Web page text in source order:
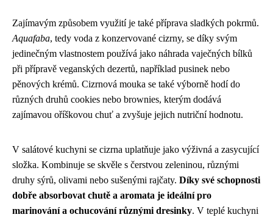
Zajímavým způsobem využití je také příprava sladkých pokrmů.
Aquafaba, tedy voda z konzervované cizrny, se díky svým
jedinečným vlastnostem používá jako náhrada vaječných bílků
při přípravě veganských dezertů, například pusinek nebo
pěnových krémů. Cizrnová mouka se také výborně hodí do
různých druhů cookies nebo brownies, kterým dodává
zajímavou oříškovou chuť a zvyšuje jejich nutriční hodnotu.
V salátové kuchyni se cizrna uplatňuje jako výživná a zasycující
složka. Kombinuje se skvěle s čerstvou zeleninou, různými
druhy sýrů, olivami nebo sušenými rajčaty. Díky své schopnosti
dobře absorbovat chutě a aromata je ideální pro
marinování a ochucování různými dresinky. V teplé kuchyni